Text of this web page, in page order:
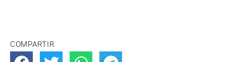
COMPARTIR